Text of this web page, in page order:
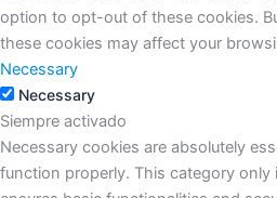
option to opt-out of these cookies.
these cookies may affect your
Necessary
Necessary
Siempre activado
Necessary cookies are absolutely
function properly. This category only